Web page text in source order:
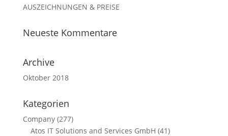
AUSZEICHNUNGEN & PREISE
Neueste Kommentare
Archive
Oktober 2018
Kategorien
Company(277)
Atos IT Solutions and Services GmbH (41)